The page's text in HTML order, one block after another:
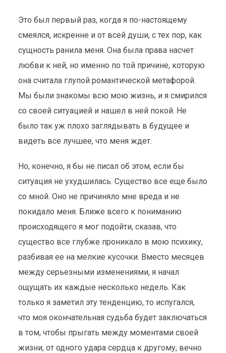
Это был первый раз, когда я по-настоящему
смеялся, искренне и от всей души, с тех пор, как
сущность ранила меня. Она была права насчет
любви к ней, но именно по той причине, которую
она считала глупой романтической метафорой.
Мы были знакомы всю мою жизнь, и я смирился
со своей ситуацией и нашел в ней покой. Не
было так уж плохо заглядывать в будущее и
видеть все лучшее, что меня ждет.
Но, конечно, я бы не писал об этом, если бы
ситуация не ухудшилась. Существо все еще было
со мной. Оно не причиняло мне вреда и не
покидало меня. Ближе всего к пониманию
происходящего я мог подойти, сказав, что
существо все глубже проникало в мою психику,
разбивая ее на мелкие кусочки. Вместо месяцев
между серьезными изменениями, я начал
ощущать их каждые несколько недель. Как
только я заметил эту тенденцию, то испугался,
что моя окончательная судьба будет заключаться
в том, чтобы прыгать между моментами своей
жизни, от одного удара сердца к другому, вечно